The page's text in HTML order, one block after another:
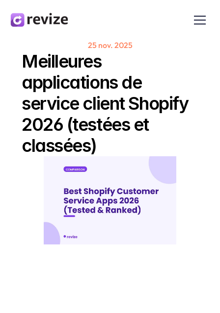
25 nov. 2025
Meilleures
applications de
service client Shopify
2026 (testées et
classées)